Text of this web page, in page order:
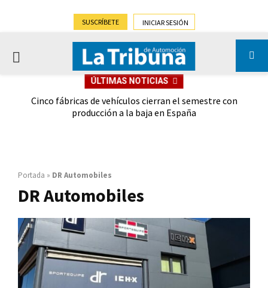
SUSCRÍBETE INICIAR SESIÓN
PRIMARY
ÚLTIMAS NOTICIAS
Cinco fábricas de vehículos cierran el semestre con
producción a la baja en España
Portada » DR Automobiles
DR Automobiles